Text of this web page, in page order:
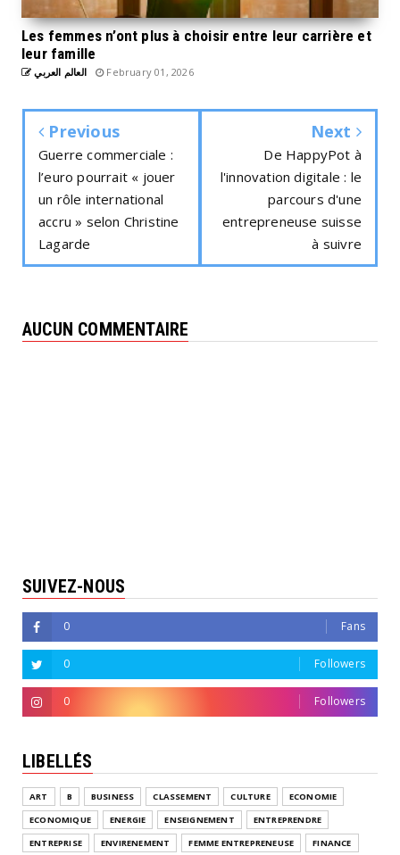
Les femmes n’ont plus à choisir entre leur carrière et
leur famille
العالم العربي February 01, 2026
Previous
Guerre commerciale :
l’euro pourrait « jouer
un rôle international
accru » selon Christine
Lagarde
Next
De HappyPot à
l'innovation digitale : le
parcours d'une
entrepreneuse suisse
à suivre
AUCUN COMMENTAIRE
SUIVEZ-NOUS
0 Fans
0 Followers
0 Followers
LIBELLÉS
ART B BUSINESS CLASSEMENT CULTURE
ECONOMIE
ECONOMIQUE
ENERGIE ENSEIGNEMENT
ENTREPRENDRE
ENTREPRISE
ENVIRENEMENT FEMME ENTREPRENEUSE
FINANCE